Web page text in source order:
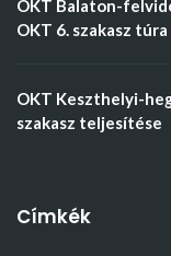
OKT Balaton-
OKT 6. szakasz túra
OKT Keszthelyi-
szakasz teljesítése
Címkék